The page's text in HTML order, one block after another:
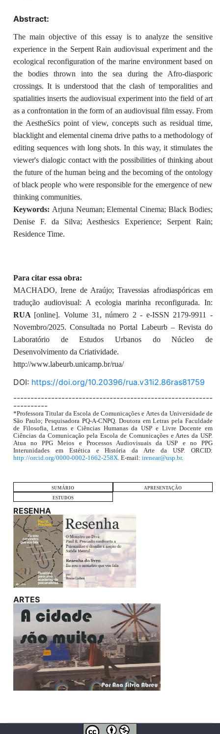
Abstract:
The main objective of this essay is to analyze the sensitive
experience in the Serpent Rain audiovisual experiment and the
ecological reconfiguration of the marine environment based on
the bodies thrown into the sea during the Afro-diasporic
crossings. It is understood that the clash of temporalities and
spatialities inserts the audiovisual experiment into the field of art
as a confrontation in the form of an audiovisual film essay. From
the AestheSics point of view, concepts such as residual time,
blacklight and elemental cinema drive paths to a methodology of
editing sequences with long shots. In this way, it stimulates the
viewer's dialogic contact with the possibilities of thinking about
the future of the human being and the becoming of the ontology
of black people who were responsible for the emergence of new
thinking communities.
Keywords: Arjuna Neuman; Elemental Cinema; Black Bodies;
Denise F. da Silva; Aesthesics Experience; Serpent Rain;
Residence Time.
Para citar essa obra:
MACHADO, Irene de Araújo; Travessias afrodiaspóricas em
tradução audiovisual: A ecologia marinha reconfigurada. In:
RUA [online]. Volume 31, número 2 - e-ISSN 2179-9911 -
Novembro/2025. Consultada no Portal Labeurb – Revista do
Laboratório de Estudos Urbanos do Núcleo de
Desenvolvimento da Criatividade.
http://www.labeurb.unicamp.br/rua/
DOI: https://doi.org/10.20396/rua.v31i2.86ras81759
----------------------------------------------------------
----------
*Professora Titular da Escola de Comunicações e Artes da Universidade de
São Paulo; Pesquisadora PQ-A-CNPQ. Doutora em Letras pela Faculdade
de Filosofia, Letras e Ciências Humanas da USP e Livre Docente em
Ciências da Comunicação pela Escola de Comunicações e Artes da USP.
Atua no PPG Meios e Processos Audiovisuais da USP e no PPG
Interunidades em Estética e História da Arte da USP. ORCID:
http://orcid.org/0000-0002-1662-258X. E-mail: irenear@usp.br.
SUMÁRIO
APRESENTAÇÃO
ESTUDOS
RESENHA
ARTES